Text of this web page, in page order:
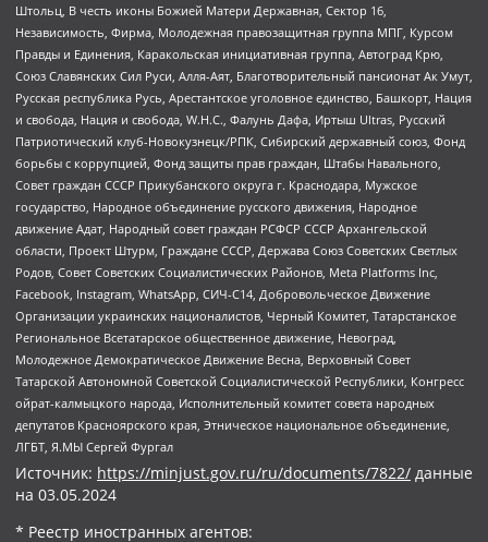
Штольц, В честь иконы Божией Матери Державная, Сектор 16,
Независимость, Фирма, Молодежная правозащитная группа МПГ, Курсом
Правды и Единения, Каракольская инициативная группа, Автоград Крю,
Союз Славянских Сил Руси, Алля-Аят, Благотворительный пансионат Ак Умут,
Русская республика Русь, Арестантское уголовное единство, Башкорт, Нация
и свобода, Нация и свобода, W.H.С., Фалунь Дафа, Иртыш Ultras, Русский
Патриотический клуб-Новокузнецк/РПК, Сибирский державный союз, Фонд
борьбы с коррупцией, Фонд защиты прав граждан, Штабы Навального,
Совет граждан СССР Прикубанского округа г. Краснодара, Мужское
государство, Народное объединение русского движения, Народное
движение Адат, Народный совет граждан РСФСР СССР Архангельской
области, Проект Штурм, Граждане СССР, Держава Союз Советских Светлых
Родов, Совет Советских Социалистических Районов, Meta Platforms Inc,
Facebook, Instagram, WhatsApp, СИЧ-С14, Добровольческое Движение
Организации украинских националистов, Черный Комитет, Татарстанское
Региональное Всетатарское общественное движение, Невоград,
Молодежное Демократическое Движение Весна, Верховный Совет
Татарской Автономной Советской Социалистической Республики, Конгресс
ойрат-калмыцкого народа, Исполнительный комитет совета народных
депутатов Красноярского края, Этническое национальное объединение,
ЛГБТ, Я.МЫ Сергей Фургал
Источник: https://minjust.gov.ru/ru/documents/7822/ данные
на 03.05.2024
* Реестр иностранных агентов: